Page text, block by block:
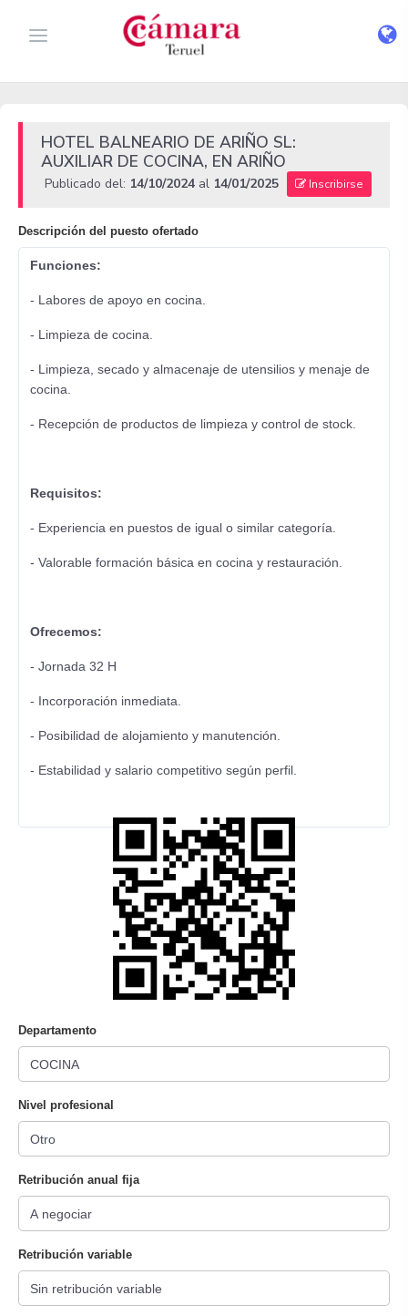
HOTEL BALNEARIO DE ARIÑO SL:
AUXILIAR DE COCINA, EN ARIÑO
Publicado del: 14/10/2024 al 14/01/2025 Inscribirse
Descripción del puesto ofertado
Funciones:
- Labores de apoyo en cocina.
- Limpieza de cocina.
- Limpieza, secado y almacenaje de utensilios y menaje de
cocina.
- Recepción de productos de limpieza y control de stock.
Requisitos:
- Experiencia en puestos de igual o similar categoría.
- Valorable formación básica en cocina y restauración.
Ofrecemos:
- Jornada 32 H
- Incorporación inmediata.
- Posibilidad de alojamiento y manutención.
- Estabilidad y salario competitivo según perfil.
Departamento
Nivel profesional
Retribución anual fija
Retribución variable